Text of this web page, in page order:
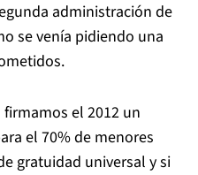
administración de
se venía pidiendo una
el 2012 un
el 70% de menores
gratuidad universal y si